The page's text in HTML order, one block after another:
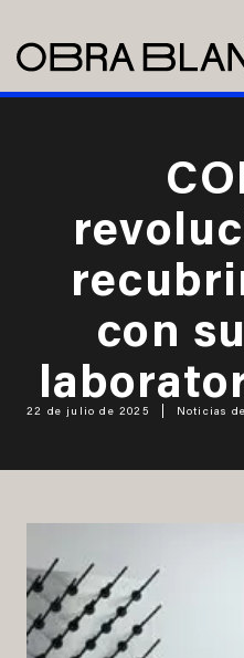
con
22 de julio de 2025 Noticias